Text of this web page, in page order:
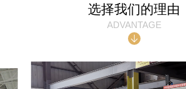
选择我们的理由
ADVANTAGE